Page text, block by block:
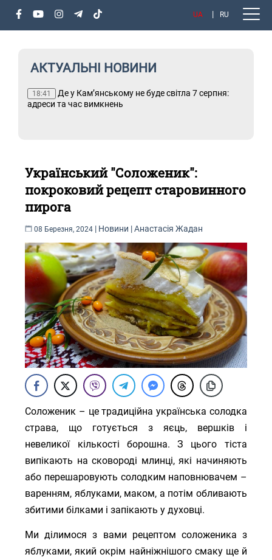
UA RU
АКТУАЛЬНІ НОВИНИ
18:41
Де у Кам’янському не буде світла 7 серпня:
адреси та час вимкнень
Український "Соложеник":
покроковий рецепт старовинного
пирога
08 Березня, 2024 | Новини |Анастасія Жадан
Соложеник – це традиційна українська солодка
страва, що готується з яєць, вершків і
невеликої кількості борошна. З цього тіста
випікають на сковороді млинці, які начиняють
або перешаровують солодким наповнювачем –
варенням, яблуками, маком, а потім обливають
збитими білками і запікають у духовці.
Ми ділимося з вами рецептом соложеника з
яблуками, який окрім найніжнішого смаку ще й